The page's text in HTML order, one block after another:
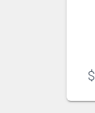
$